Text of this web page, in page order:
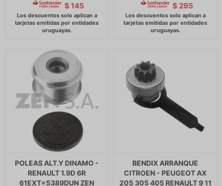
$ 145 $ 295
POLEAS ALT.Y DINAMO -
RENAULT 1.9D 6R
61EXT=5389DUN ZEN
BENDIX ARRANQUE
CITROEN - PEUGEOT AX
205 305 405 RENAULT 9 11